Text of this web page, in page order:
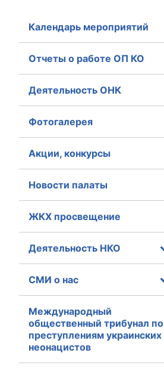
Календарь мероприятий
Отчеты о работе ОП КО
Деятельность ОНК
Фотогалерея
Акции, конкурсы
Новости палаты
ЖКХ просвещение
Деятельность НКО
СМИ о нас
Международный
общественный трибунал по
преступлениям украинских
неонацистов